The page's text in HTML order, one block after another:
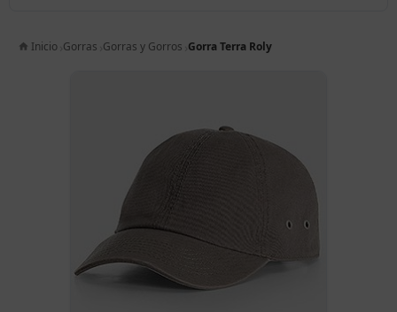
Inicio Gorras Gorras y Gorros Gorra Terra Roly